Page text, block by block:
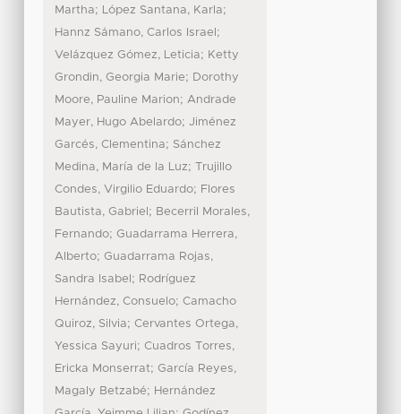
Martha; López Santana, Karla;
Hannz Sámano, Carlos Israel ;
Velázquez Gómez, Leticia; Ketty
Grondin, Georgia Marie; Dorothy
Moore, Pauline Marion; Andrade
Mayer, Hugo Abelardo; Jiménez
Garcés, Clementina; Sánchez
Medina, María de la Luz; Trujillo
Condes, Virgilio Eduardo; Flores
Bautista, Gabriel ; Becerril Morales,
Fernando; Guadarrama Herrera,
Alberto; Guadarrama Rojas,
Sandra Isabel ; Rodríguez
Hernández, Consuelo; Camacho
Quiroz, Silvia; Cervantes Ortega,
Yessica Sayuri; Cuadros Torres,
Ericka Monserrat; García Reyes,
Magaly Betzabé; Hernández